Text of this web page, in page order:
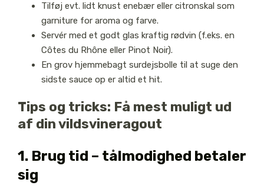
Tilføj evt. lidt knust enebær eller citronskal som
garniture for aroma og farve.
Servér med et godt glas kraftig rødvin (f.eks. en
Côtes du Rhône eller Pinot Noir).
En grov hjemmebagt surdejsbolle til at suge den
sidste sauce op er altid et hit.
Tips og tricks: Få mest muligt ud
af din vildsvineragout
1. Brug tid – tålmodighed betaler
sig